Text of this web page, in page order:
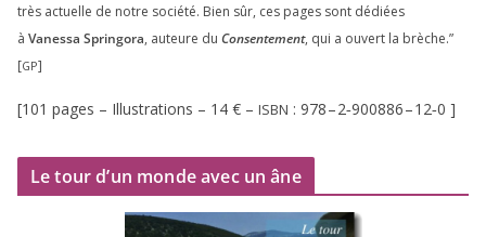
très actuelle de notre socié­té. Bien sûr, ces pages sont dédiées
à Vanessa Springora, auteure du Consentement, qui a ouvert la brèche.”
[GP]
[101 pages – Illustrations – 14 € – ISBN : 978–2‑900886–12‑0 ]
Le tour d’un monde avec un âne